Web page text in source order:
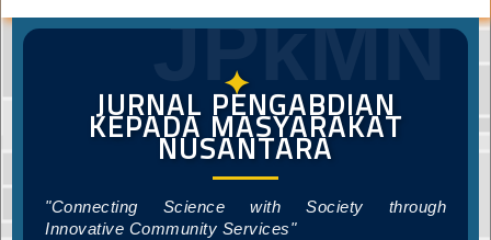
JPkMN
✦
JURNAL PENGABDIAN
KEPADA MASYARAKAT
NUSANTARA
"Connecting Science with Society through
Innovative Community Services"